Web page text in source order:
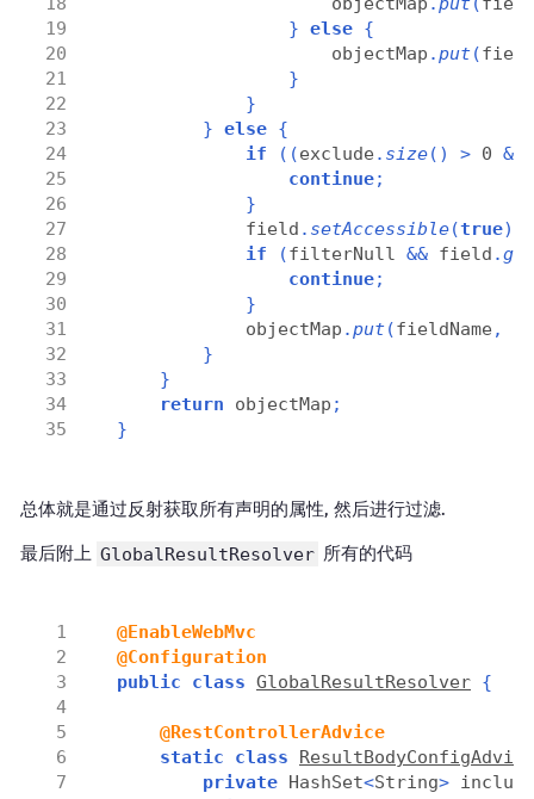
} else {
                    objectMap
.put(
}
}
} else {
if
((exclude . size() > 0 &&
continue;
}
            field
. setAccessible(true);
if
(filterNull && field .get
continue;
}
            objectMap
.put(fieldName ,
}
}
return objectMap ;
}
总体就是通过反射获取所有声明的属性, 然后进行过滤.
最后附上 GlobalResultResolver 所有的代码
@EnableWebMvc
@Configuration
public
class GlobalResultResolver {
@RestControllerAdvice
static
class
ResultBodyConfigAdvice
private HashSet<String> include